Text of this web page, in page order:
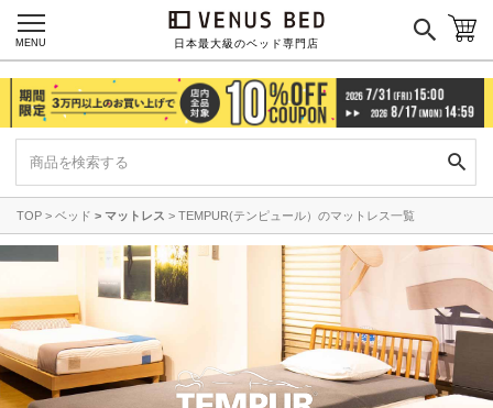
日本最大級のベッド専門店
MENU
TOP ベッド マットレス TEMPUR(テンピュール）のマットレス一覧